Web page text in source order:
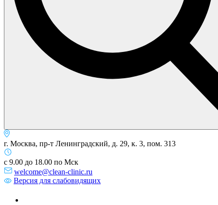
г. Москва, пр-т Ленинградский, д. 29, к. 3, пом. 313
с 9.00 до 18.00 по Мск
welcome@clean-clinic.ru
Версия для слабовидящих